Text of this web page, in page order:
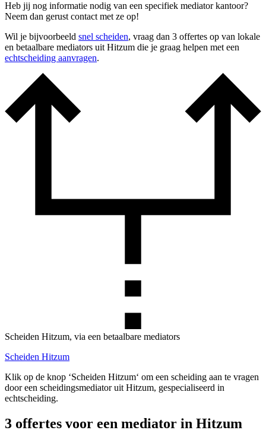
Heb jij nog informatie nodig van een specifiek mediator kantoor?
Neem dan gerust contact met ze op!
Wil je bijvoorbeeld snel scheiden, vraag dan 3 offertes op van lokale
en betaalbare mediators uit Hitzum die je graag helpen met een
echtscheiding aanvragen.
Scheiden Hitzum, via een betaalbare mediators
Scheiden Hitzum
Klik op de knop ‘Scheiden Hitzum‘ om een scheiding aan te vragen
door een scheidingsmediator uit Hitzum, gespecialiseerd in
echtscheiding.
3 offertes voor een mediator in Hitzum